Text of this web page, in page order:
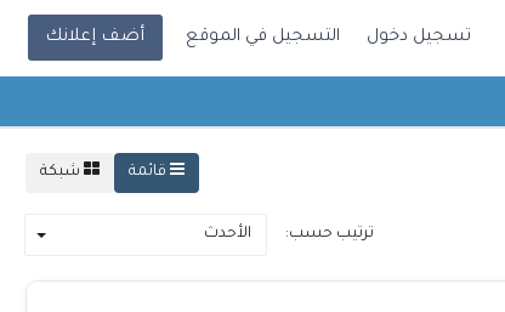
تسجيل دخول التسجيل في الموقع أضف إعلانك
قائمة شبكة
ترتيب حسب: الأحدث